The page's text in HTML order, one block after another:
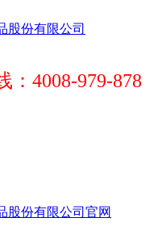
：4008-979-878